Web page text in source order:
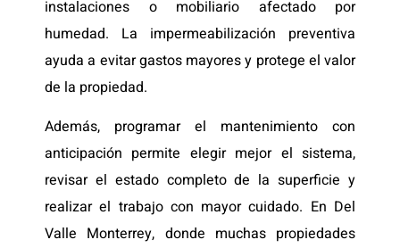
instalaciones o mobiliario afectado por
humedad. La impermeabilización preventiva
ayuda a evitar gastos mayores y protege el valor
de la propiedad.
Además, programar el mantenimiento con
anticipación permite elegir mejor el sistema,
revisar el estado completo de la superficie y
realizar el trabajo con mayor cuidado. En Del
Valle Monterrey, donde muchas propiedades